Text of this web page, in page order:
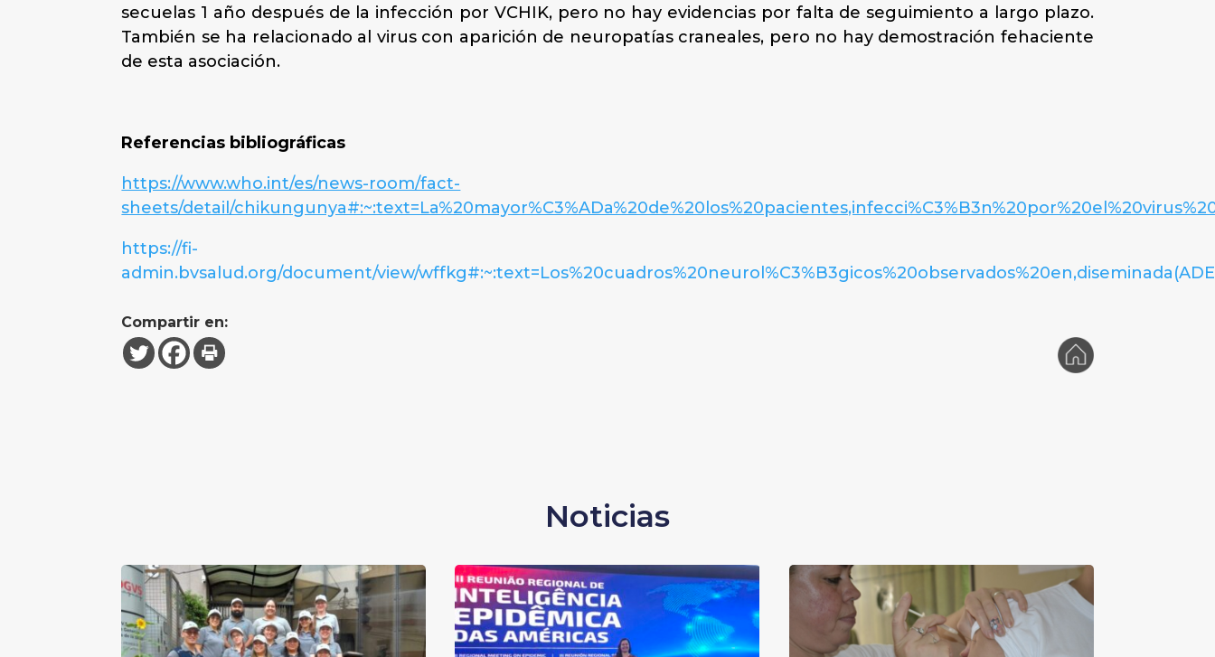
secuelas 1 año después de la infección por VCHIK, pero no hay evidencias por falta de seguimiento a largo plazo.
También se ha relacionado al virus con aparición de neuropatías craneales, pero no hay demostración fehaciente
de esta asociación.
Referencias bibliográficas
https://www.who.int/es/news-room/fact-
sheets/detail/
https://fi-
admin.bvsalud.org/document/view/
Compartir en:
Noticias